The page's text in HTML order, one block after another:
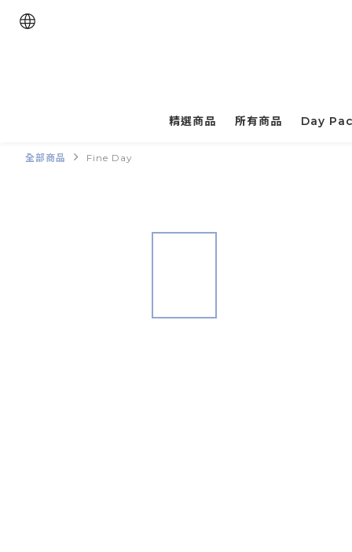
精選商品 所有商品 Day
全部商品 Fine Day